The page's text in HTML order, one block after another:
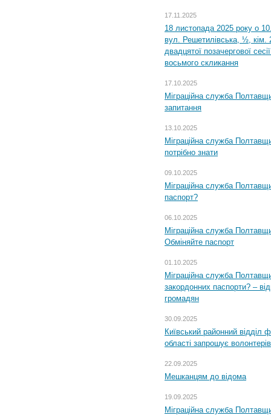
17.11.2025
18 листопада 2025 року о
вул. Решетилівська, ½, кім.
двадцятої позачергової
восьмого скликання
17.10.2025
Міграційна служба
запитання
13.10.2025
Міграційна служба
потрібно знати
09.10.2025
Міграційна служба
паспорт?
06.10.2025
Міграційна служба
Обміняйте паспорт
01.10.2025
Міграційна служба
закордонних паспорти? –
громадян
30.09.2025
Київський районний відділ
області запрошує
22.09.2025
Мешканцям до відома
19.09.2025
Міграційна служба